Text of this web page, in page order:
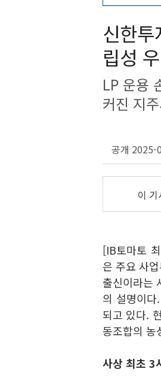
신한
립성
LP 운용
커진 지
공개 2025-
이 기
[IB토마토
은 주요 사
출신이라는
의 설명이
되고 있다.
동조합의 농
사상 최초 3